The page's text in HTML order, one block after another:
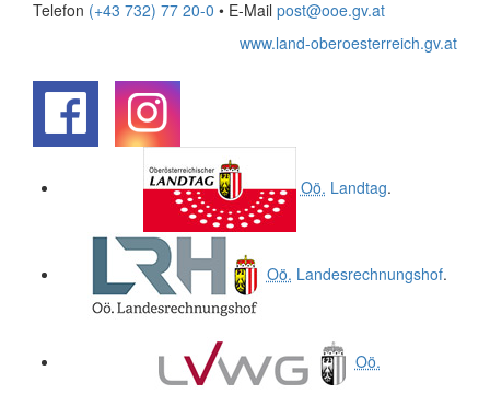
Telefon (+43 732) 77 20-0 • E-Mail post@ooe.gv.at
www.land-oberoesterreich.gv.at
Oö. Landtag.
Oö. Landesrechnungshof.
Oö.